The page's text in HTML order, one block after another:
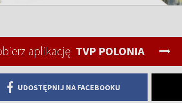
aplikację TVP POLONIA
UDOSTĘPNIJ NA FACEBOOKU